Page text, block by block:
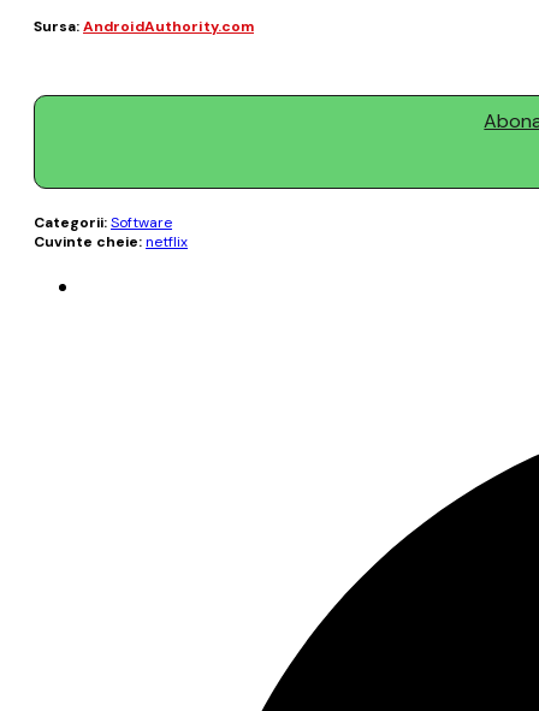
Sursa:AndroidAuthority.com
Categorii:Software
Cuvinte cheie:netflix